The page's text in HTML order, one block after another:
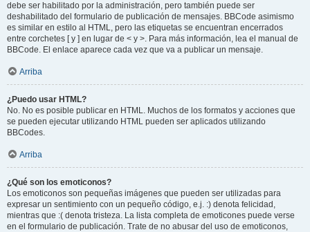
debe ser habilitado por la administración, pero también puede ser
deshabilitado del formulario de publicación de mensajes. BBCode asimismo
es similar en estilo al HTML, pero las etiquetas se encuentran encerrados
entre corchetes [ y ] en lugar de < y >. Para más información, lea el manual de
BBCode. El enlace aparece cada vez que va a publicar un mensaje.
Arriba
¿Puedo usar HTML?
No. No es posible publicar en HTML. Muchos de los formatos y acciones que
se pueden ejecutar utilizando HTML pueden ser aplicados utilizando
BBCodes.
Arriba
¿Qué son los emoticonos?
Los emoticonos son pequeñas imágenes que pueden ser utilizadas para
expresar un sentimiento con un pequeño código, e.j. :) denota felicidad,
mientras que :( denota tristeza. La lista completa de emoticones puede verse
en el formulario de publicación. Trate de no abusar del uso de emoticonos,